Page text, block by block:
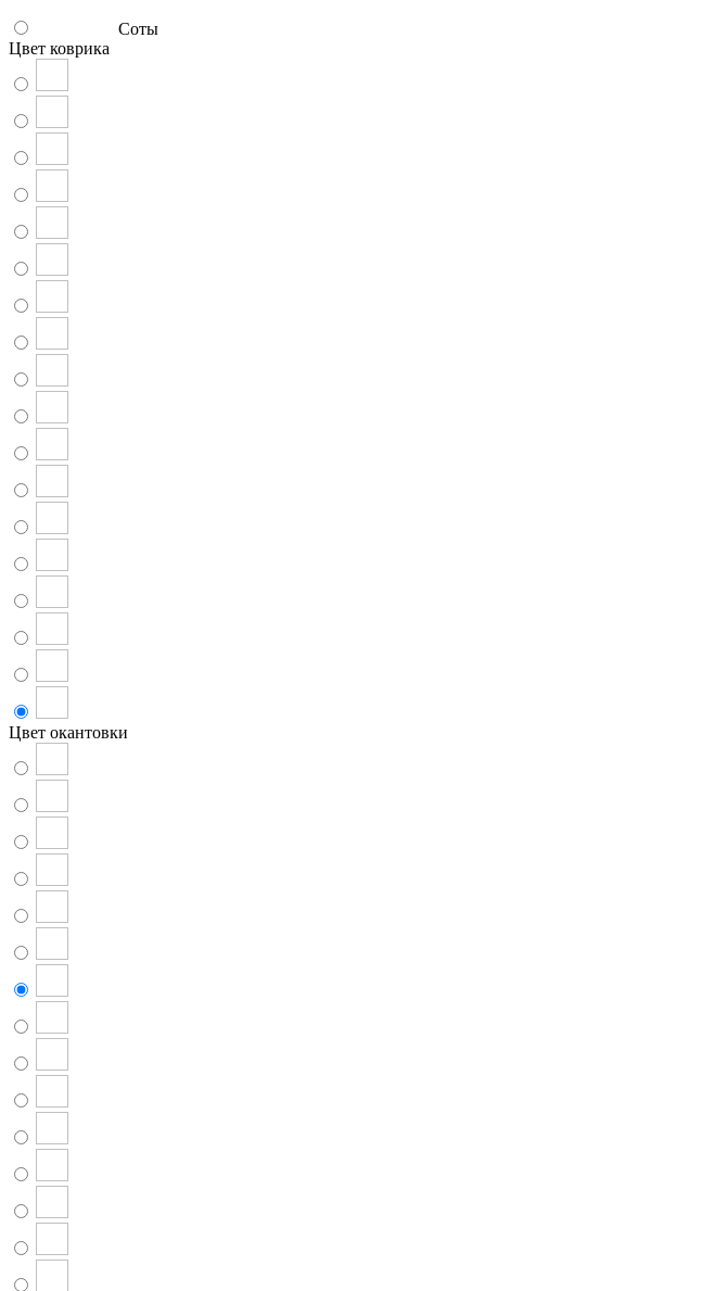
Соты
Цвет коврика
Цвет окантовки